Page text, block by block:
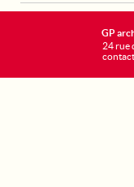
GP
24 rue